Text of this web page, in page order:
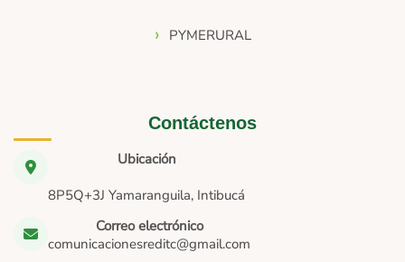
PYMERURAL
Contáctenos
Ubicación
8P5Q+3J Yamaranguila, Intibucá
Correo electrónico
comunicacionesreditc@gmail.com